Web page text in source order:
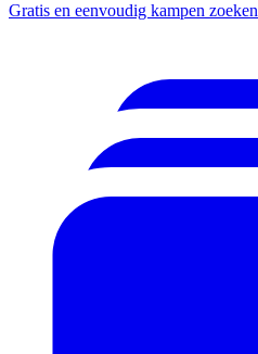
Gratis en eenvoudig kampen zoeken